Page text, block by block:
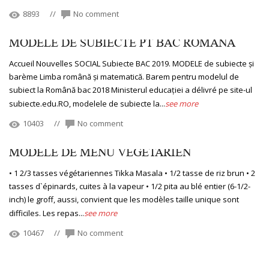
8893
// No comment
MODELE DE SUBIECTE PT BAC ROMANA
Accueil Nouvelles SOCIAL Subiecte BAC 2019. MODELE de subiecte și
barème Limba română și matematică. Barem pentru modelul de
subiect la Română bac 2018 Ministerul educației a délivré pe site-ul
subiecte.edu.RO, modelele de subiecte la...see more
10403
// No comment
MODELE DE MENU VEGETARIEN
• 1 2/3 tasses végétariennes Tikka Masala • 1/2 tasse de riz brun • 2
tasses d`épinards, cuites à la vapeur • 1/2 pita au blé entier (6-1/2-
inch) le groff, aussi, convient que les modèles taille unique sont
difficiles. Les repas...see more
10467
// No comment